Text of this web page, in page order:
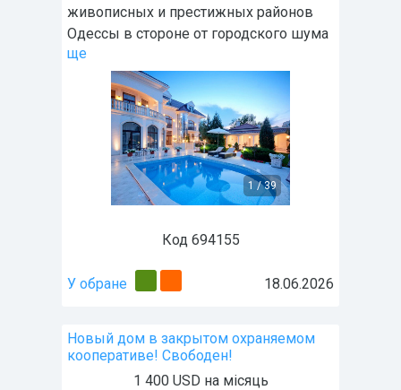
живописных и престижных районов
Одессы в стороне от городского шума
ще
1 /39
Код 694155
У обране 18.06.2026
Новый дом в закрытом охраняемом
кооперативе! Свободен!
1 400 USD на місяць